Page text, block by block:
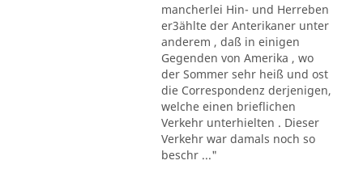
mancherlei Hin- und Herreben
er3ählte der Anterikaner unter
anderem , daß in einigen
Gegenden von Amerika , wo
der Sommer sehr heiß und ost
die Correspondenz derjenigen,
welche einen brieflichen
Verkehr unterhielten . Dieser
Verkehr war damals noch so
beschr ..."